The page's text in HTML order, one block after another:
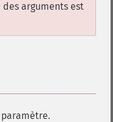
arguments est